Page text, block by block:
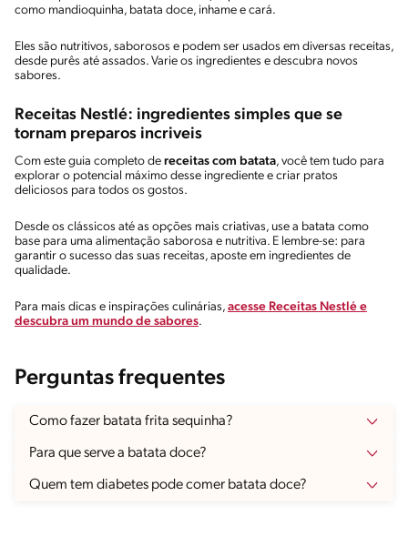
como mandioquinha, batata doce, inhame e cará.
Eles são nutritivos, saborosos e podem ser usados em diversas receitas,
desde purês até assados. Varie os ingredientes e descubra novos
sabores.
Receitas Nestlé: ingredientes simples que se
tornam preparos incriveis
Com este guia completo de receitas com batata, você tem tudo para
explorar o potencial máximo desse ingrediente e criar pratos
deliciosos para todos os gostos.
Desde os clássicos até as opções mais criativas, use a batata como
base para uma alimentação saborosa e nutritiva. E lembre-se: para
garantir o sucesso das suas receitas, aposte em ingredientes de
qualidade.
Para mais dicas e inspirações culinárias, acesse Receitas Nestlé e
descubra um mundo de sabores.
Perguntas frequentes
Como fazer batata frita sequinha?
Para que serve a batata doce?
Quem tem diabetes pode comer batata doce?